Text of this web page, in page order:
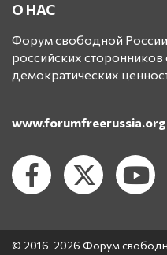
О НАС
Форум свободной
российских
демократических
www.forumfreerussia.org
© 2016-2026 Форум